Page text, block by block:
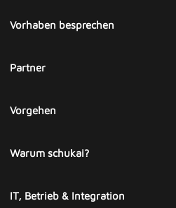
Vorhaben besprechen
Partner
Vorgehen
Warum schukai?
IT, Betrieb & Integration